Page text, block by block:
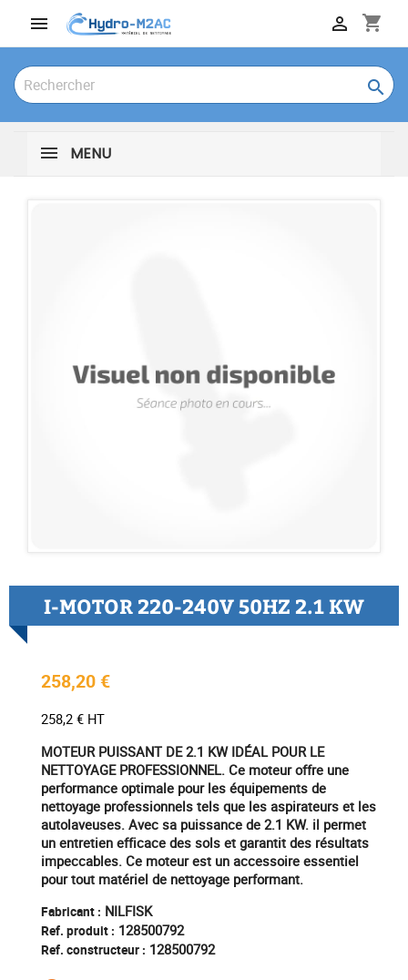
 shopping_cart


MENU
I-MOTOR 220-240V 50HZ 2.1 KW
258,20 €
258,2 € HT
MOTEUR PUISSANT DE 2.1 KW IDÉAL POUR LE
NETTOYAGE PROFESSIONNEL. Ce moteur offre une
performance optimale pour les équipements de
nettoyage professionnels tels que les aspirateurs et les
autolaveuses. Avec sa puissance de 2.1 KW. il permet
un entretien efficace des sols et garantit des résultats
impeccables. Ce moteur est un accessoire essentiel
pour tout matériel de nettoyage performant.
Fabricant : NILFISK
Ref. produit : 128500792
Ref. constructeur : 128500792